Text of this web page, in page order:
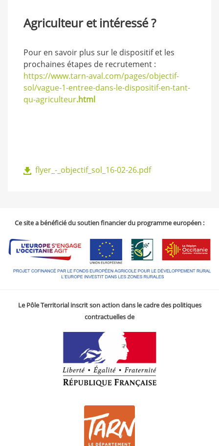
Agriculteur et intéressé ?
Pour en savoir plus sur le dispositif et les
prochaines étapes de recrutement :
https://www.tarn-aval.com/pages/objectif-
sol/vague-1-entree-dans-le-dispositif-en-tant-
qu-agriculteur.html
flyer_-_objectif_sol_16-02-26.pdf
Ce site a bénéficié du soutien financier du programme européen :
Le Pôle Territorial inscrit son action dans le cadre des politiques
contractuelles de